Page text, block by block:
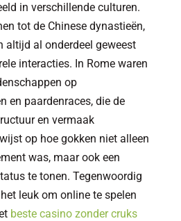
in verschillende culturen.
tot de Chinese dynastieën,
altijd al onderdeel geweest
interacties. In Rome waren
op
en paardenraces, die de
en vermaak
op hoe gokken niet alleen
was, maar ook een
te tonen. Tegenwoordig
leuk om online te spelen
beste casino zonder cruks